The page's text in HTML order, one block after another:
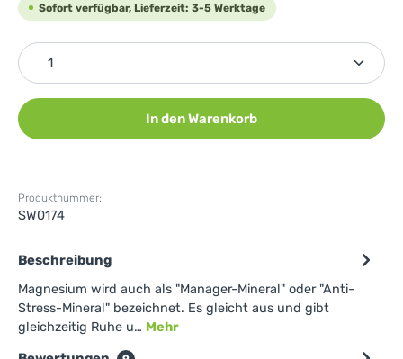
Sofort verfügbar, Lieferzeit: 3-5 Werktage
Produkt Anzahl: Gib den gewünschten Wert ein
In den Warenkorb
Produktnummer:
SW0174
Beschreibung
Magnesium wird auch als "Manager-Mineral" oder "Anti-
Stress-Mineral" bezeichnet. Es gleicht aus und gibt
gleichzeitig Ruhe u… Mehr